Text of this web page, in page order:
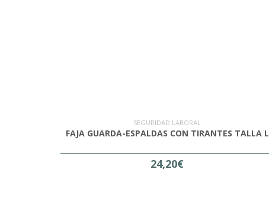
SEGURIDAD LABORAL
FAJA GUARDA-ESPALDAS CON TIRANTES TALLA L
24,20€